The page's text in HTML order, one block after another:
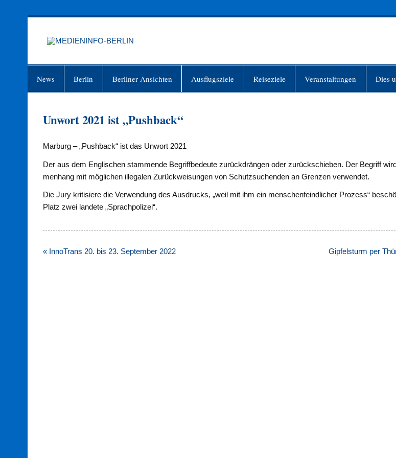
News Berlin Berliner Ansichten Ausflugsziele Reiseziele Veranstaltungen Dies
Unwort 2021 ist „Pushback“
Marburg – „Pushback“ ist das Unwort 2021
Der aus dem Englischen stammende Be­griffbedeute zurückdrän­gen oder zurückschieben. Der Begriff
menhang mit möglichen il­legalen Zurückweisungen von Schutzsuchenden an Grenzen verwendet.
Die Jury kritisiere die Verwen­dung des Ausdrucks, „weil mit ihm ein menschen­feindlicher Prozess“
Platz zwei landete „Sprachpoli­zei“.
Beitragsnavigation
« InnoTrans 20. bis 23. September 2022 Gipfelsturm per